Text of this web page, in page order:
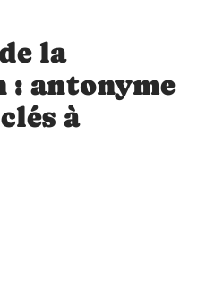
la
antonyme
à